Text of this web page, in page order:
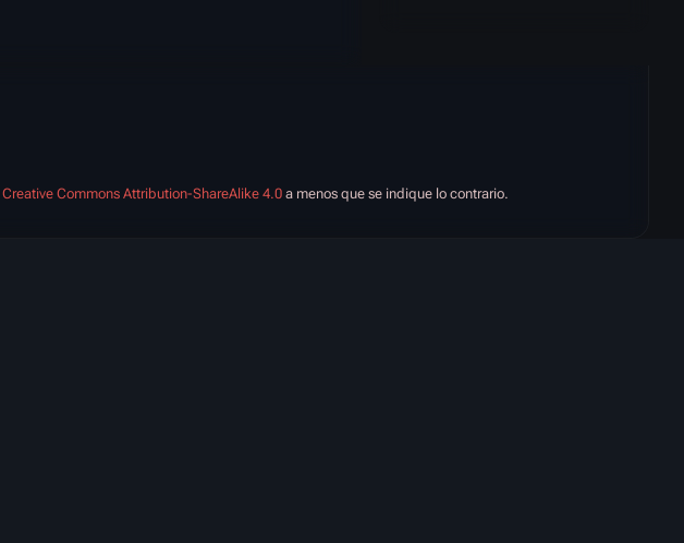
Creative Commons Attribution-ShareAlike 4.0 a menos que se indique lo contrario.